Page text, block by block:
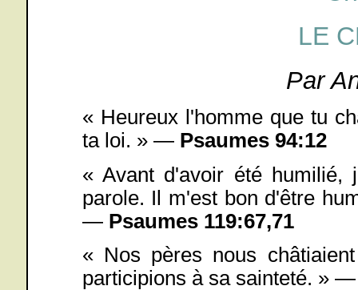
LE
Par
« Heureux l'homme que tu
ta loi. » — Psaumes 94:12
« Avant d'avoir été humilié,
parole. Il m'est bon d'être
— Psaumes 119:67,71
« Nos pères nous
participions à sa sainteté. »